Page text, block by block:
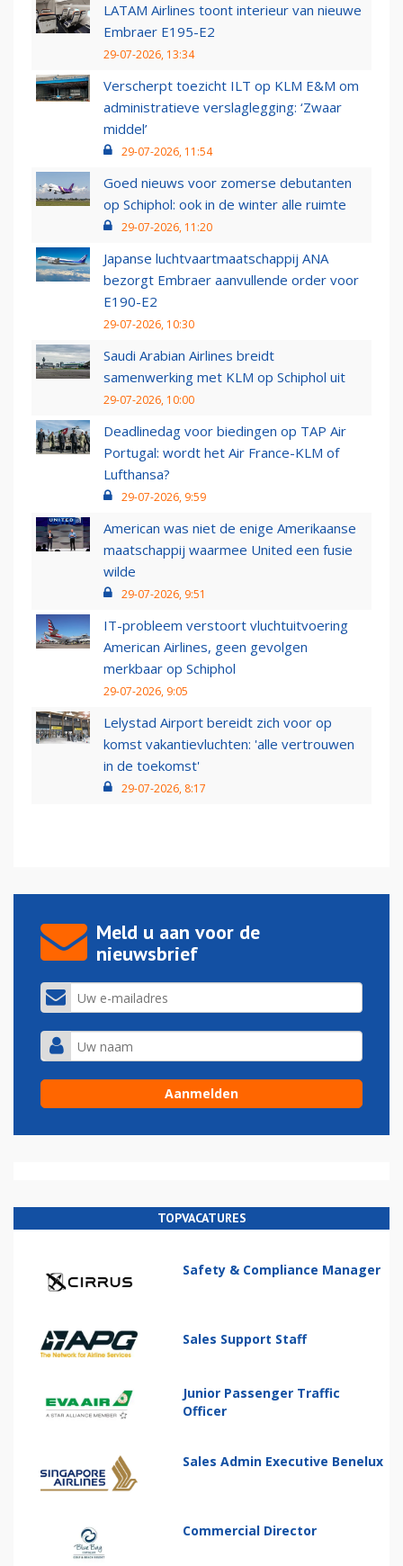
LATAM Airlines toont interieur van nieuwe
Embraer E195-E2
29-07-2026, 13:34
Verscherpt toezicht ILT op KLM E&M om
administratieve verslaglegging: ‘Zwaar
middel’
29-07-2026, 11:54
Goed nieuws voor zomerse debutanten
op Schiphol: ook in de winter alle ruimte
29-07-2026, 11:20
Japanse luchtvaartmaatschappij ANA
bezorgt Embraer aanvullende order voor
E190-E2
29-07-2026, 10:30
Saudi Arabian Airlines breidt
samenwerking met KLM op Schiphol uit
29-07-2026, 10:00
Deadlinedag voor biedingen op TAP Air
Portugal: wordt het Air France-KLM of
Lufthansa?
29-07-2026, 9:59
American was niet de enige Amerikaanse
maatschappij waarmee United een fusie
wilde
29-07-2026, 9:51
IT-probleem verstoort vluchtuitvoering
American Airlines, geen gevolgen
merkbaar op Schiphol
29-07-2026, 9:05
Lelystad Airport bereidt zich voor op
komst vakantievluchten: 'alle vertrouwen
in de toekomst'
29-07-2026, 8:17
Meld u aan voor de
nieuwsbrief
TOPVACATURES
Safety & Compliance Manager
Sales Support Staff
Junior Passenger Traffic
Officer
Sales Admin Executive Benelux
Commercial Director